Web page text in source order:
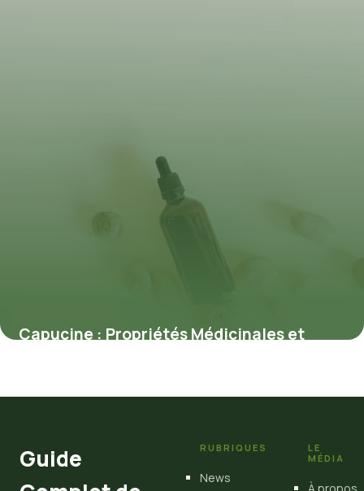
Capucine : Propriétés Médicinales et
Guide
RUBRIQUES
News
LE
MÉDIA
À propos